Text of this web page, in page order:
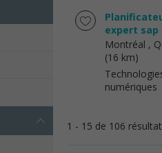
expert sap
Montréal ,
(16 km)
numériques
1 - 15 de 106